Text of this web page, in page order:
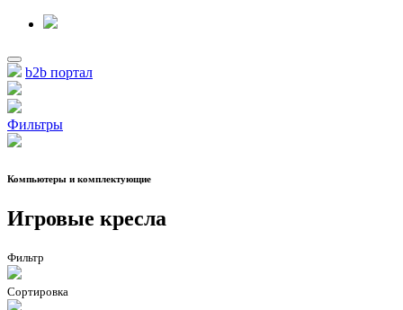
b2b портал
Фильтры
Компьютеры и комплектующие
Игровые кресла
Фильтр
Сортировка